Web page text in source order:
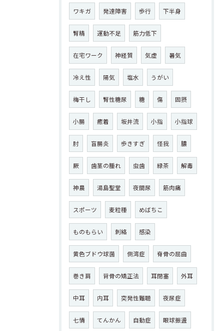
ワキガ 発達障害 歩行 下半身
腎精 運動不足 筋力低下
在宅ワーク 神経質 気虚 暑気
冷え性 陽気 塩水 うがい
梅干し 腎性糖尿 糖 傷 固摂
小腸 癒着 坂井流 小指 小指球
肘 盲腸炎 歩きすぎ 怪我 膿
厥 歯茎の腫れ 虫歯 緑茶 解毒
神農 湯島聖堂 夜間尿 筋肉痛
スポーツ 麦粒種 めばちこ
ものもらい 刺絡 感染
黄色ブドウ球菌 側湾症 脊骨の屈曲
巻き肩 背骨の矯正法 耳閉塞 外耳
中耳 内耳 突発性難聴 夜尿症
七情 てんかん 自動症 眼球振盪